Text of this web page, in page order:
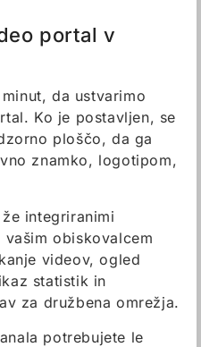
portal v
da ustvarimo
Ko je postavljen, se
ploščo, da ga
znamko, logotipom,
integriranimi
obiskovalcem
videov, ogled
statistik in
za družbena omrežja.
potrebujete le